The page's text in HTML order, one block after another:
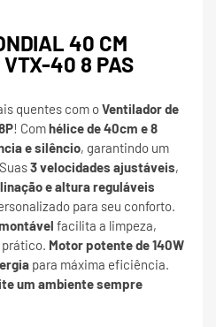
40 CM
VTX-40 8 PAS
quentes com oVentilador de
! Comhélice de 40cm e 8
e silêncio, garantindo um
3 velocidades ajustáveis,
e altura reguláveis
para seu conforto.
facilita a limpeza,
prático. Motor potente de 140W
para máxima eficiência.
um ambiente sempre